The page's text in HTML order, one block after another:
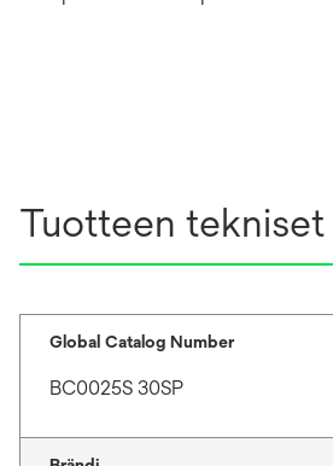
Tuotteen
Global Catalog Number
BC0025S 30SP